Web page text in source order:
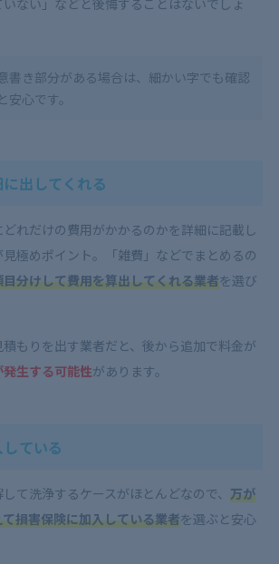
いない」などと後悔することはないでしょ
書き部分がある場合は、細かい字でも確認
安心です。
出してくれる
れだけの費用がかかるのかを詳細に記載し
極めポイント。「雑費」などでまとめるの
分けして費用を算出してくれる業者を選び
もりを出す業者だと、後から追加で料金が
生する可能性があります。
ている
て洗浄するケースがほとんどなので、 万が
損害保険に加入している業者を選ぶと安心